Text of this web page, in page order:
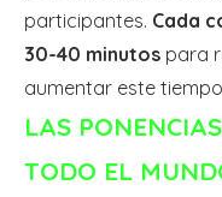
participantes. Cada
30-40 minutos para
aumentar este
LAS
TODO EL